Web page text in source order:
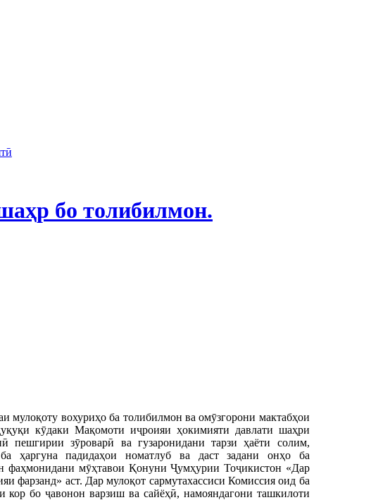
бо толибилмон.
мулоқоту вохуриҳо ба толибилмон ва омӯзгорони мактабҳои
кӯдаки Мақомоти иҷроияи ҳокимияти давлати шаҳри
пешгирии зӯроварӣ ва гузаронидани тарзи ҳаёти солим,
ҳаргуна падидаҳои номатлуб ва даст задани онҳо ба
фаҳмонидани мӯҳтавои Қонуни Ҷумҳурии Тоҷикистон «Дар
фарзанд» аст. Дар мулоқот сармутахассиси Комиссия оид ба
бо ҷавонон варзиш ва сайёҳӣ, намояндагони ташкилоти